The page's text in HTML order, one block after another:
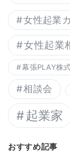
女性起業
女性起業
幕張PLAY株
相談会
起業家
おすすめ記事